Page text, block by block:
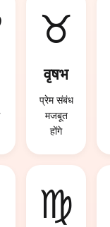
♉
वृषभ
प्रेम संबंध
मजबूत
होंगे
♍